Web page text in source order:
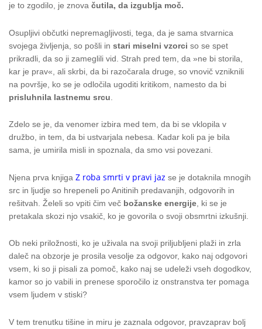
je to zgodilo, je znova čutila, da izgublja moč.
Osupljivi občutki nepremagljivosti, tega, da je sama stvarnica
svojega življenja, so pošli in stari miselni vzorci so se spet
prikradli, da so ji zameglili vid. Strah pred tem, da »ne bi storila,
kar je prav«, ali skrbi, da bi razočarala druge, so vnovič vzniknili
na površje, ko se je odločila ugoditi kritikom, namesto da bi
prisluhnila lastnemu srcu
Zdelo se je, da venomer izbira med tem, da bi se vklopila v
družbo, in tem, da bi ustvarjala nebesa. Kadar koli pa je bila
sama, je umirila misli in spoznala, da smo vsi povezani.
Njena prva knjiga Z roba smrti v pravi jaz se je dotaknila mnogih
src in ljudje so hrepeneli po Anitinih predavanjih, odgovorih in
rešitvah. Želeli so vpiti čim več božanske energije , ki se je
pretakala skozi njo vsakič, ko je govorila o svoji obsmrtni izkušnji.
Ob neki priložnosti, ko je uživala na svoji priljubljeni plaži in zrla
daleč na obzorje je prosila vesolje za odgovor, kako naj odgovori
vsem, ki so ji pisali za pomoč, kako naj se udeleži vseh dogodkov,
kamor so jo vabili in prenese sporočilo iz onstranstva ter pomaga
vsem ljudem v stiski?
V tem trenutku tišine in miru je zaznala odgovor, pravzaprav bolj